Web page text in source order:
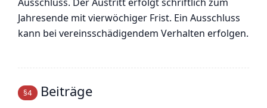
Jahresende mit vierwöchiger Frist. Ein Ausschluss
kann bei vereinsschädigendem Verhalten erfolgen.
§4 Beiträge